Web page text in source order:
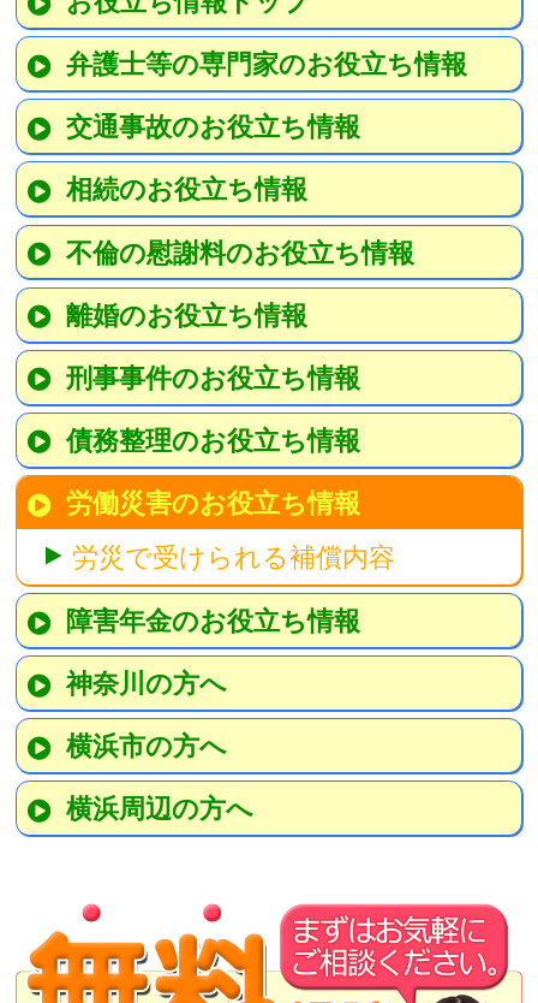
弁護士等の専門家のお役立ち情報
交通事故のお役立ち情報
相続のお役立ち情報
不倫の慰謝料のお役立ち情報
離婚のお役立ち情報
刑事事件のお役立ち情報
債務整理のお役立ち情報
労働災害のお役立ち情報
労災で受けられる補償内容
障害年金のお役立ち情報
神奈川の方へ
横浜市の方へ
横浜周辺の方へ